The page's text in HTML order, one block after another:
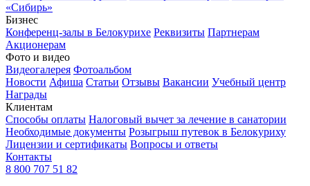
«Сибирь»
Бизнес
Конференц-залы в Белокурихе Реквизиты Партнерам
Акционерам
Фото и видео
Видеогалерея Фотоальбом
Новости Афиша Статьи Отзывы Вакансии Учебный центр
Награды
Клиентам
Способы оплаты Налоговый вычет за лечение в санатории
Необходимые документы Розыгрыш путевок в Белокуриху
Лицензии и сертификаты Вопросы и ответы
Контакты
8 800 707 51 82